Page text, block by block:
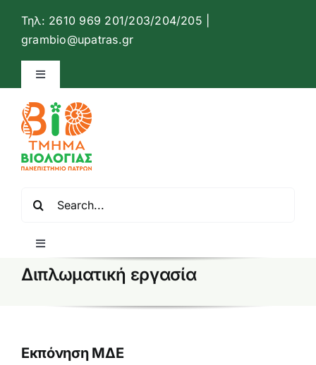
περιεχόμενο
Τηλ: 2610 969 201/203/204/205 |
grambio@upatras.gr
Toggle
Ιστότοπος Τμήματος Βιολογίας
Επικοινωνία
Ελληνικά
Toggle
Navigation
Αρχική
Διπλωματική εργασία
Εκπόνηση ΜΔΕ